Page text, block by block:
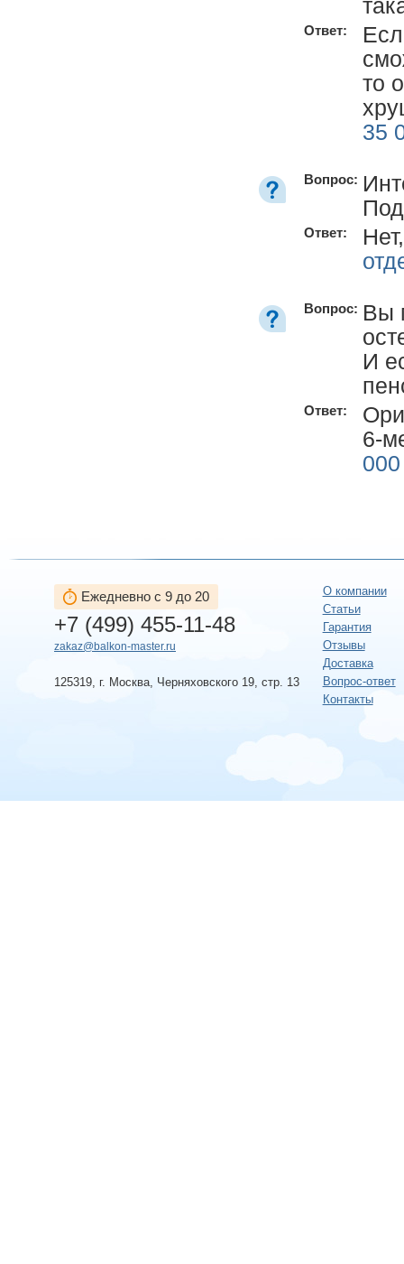
Ответ:
то
35
Вопрос:
Ответ:
Вопрос: Вы
И
Ответ:
6-
Ежедневно с 9 до 20
+7 (499) 455-11-48
zakaz@balkon-master.ru
125319, г. Москва, Черняховского 19, стр. 13
О компании
Статьи
Гарантия
Отзывы
Доставка
Вопрос-ответ
Контакты